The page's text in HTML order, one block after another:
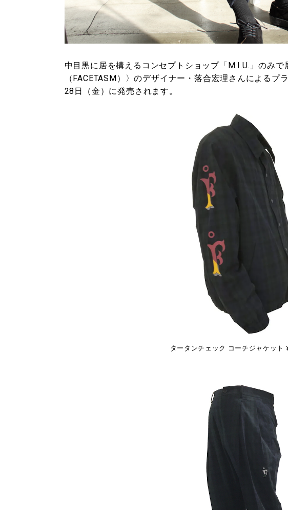
中目黒に居を構えるコンセプトショップ「M.I.U.」のみで
（FACETASM）〉のデザイナー・落合宏理さんによるプ
28日（金）に発売されます。
タータンチェック コーチジャケット